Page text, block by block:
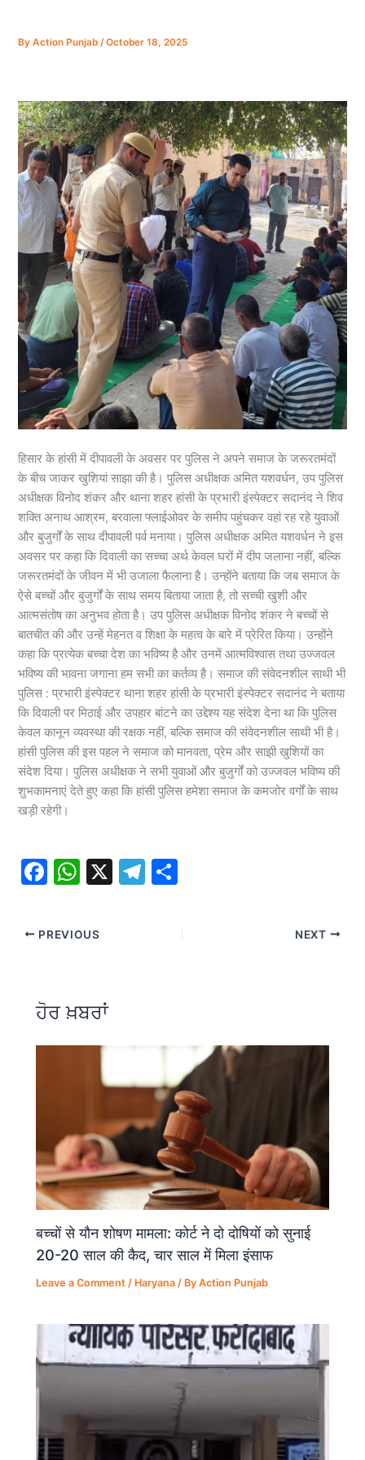
ByAction Punjab/October 18, 2025
हिसार के हांसी में दीपावली के अवसर पर पुलिस ने अपने समाज के जरूरतमंदों
के बीच जाकर खुशियां साझा की है। पुलिस अधीक्षक अमित यशवर्धन, उप पुलिस
अधीक्षक विनोद शंकर और थाना शहर हांसी के प्रभारी इंस्पेक्टर सदानंद ने शिव
शक्ति अनाथ आश्रम, बरवाला फ्लाईओवर के समीप पहुंचकर वहां रह रहे युवाओं
और बुजुर्गों के साथ दीपावली पर्व मनाया। पुलिस अधीक्षक अमित यशवर्धन ने इस
अवसर पर कहा कि दिवाली का सच्चा अर्थ केवल घरों में दीप जलाना नहीं, बल्कि
जरूरतमंदों के जीवन में भी उजाला फैलाना है। उन्होंने बताया कि जब समाज के
ऐसे बच्चों और बुजुर्गों के साथ समय बिताया जाता है, तो सच्ची खुशी और
आत्मसंतोष का अनुभव होता है। उप पुलिस अधीक्षक विनोद शंकर ने बच्चों से
बातचीत की और उन्हें मेहनत व शिक्षा के महत्व के बारे में प्रेरित किया। उन्होंने
कहा कि प्रत्येक बच्चा देश का भविष्य है और उनमें आत्मविश्वास तथा उज्जवल
भविष्य की भावना जगाना हम सभी का कर्तव्य है। समाज की संवेदनशील साथी भी
पुलिस : प्रभारी इंस्पेक्टर थाना शहर हांसी के प्रभारी इंस्पेक्टर सदानंद ने बताया
कि दिवाली पर मिठाई और उपहार बांटने का उद्देश्य यह संदेश देना था कि पुलिस
केवल कानून व्यवस्था की रक्षक नहीं, बल्कि समाज की संवेदनशील साथी भी है।
हांसी पुलिस की इस पहल ने समाज को मानवता, प्रेम और साझी खुशियों का
संदेश दिया। पुलिस अधीक्षक ने सभी युवाओं और बुजुर्गों को उज्जवल भविष्य की
शुभकामनाएं देते हुए कहा कि हांसी पुलिस हमेशा समाज के कमजोर वर्गों के साथ
खड़ी रहेगी।
F
c
e
o
o
k
W
at
s
p
p
X
T
ar
e
PREVIOUS NEXT
ਹੋਰ ਖ਼ਬਰਾਂ
बच्चों से यौन शोषण मामला: कोर्ट ने दो दोषियों को सुनाई
20-20 साल की कैद, चार साल में मिला इंसाफ
Leave a Comment / Haryana / ByAction Punjab